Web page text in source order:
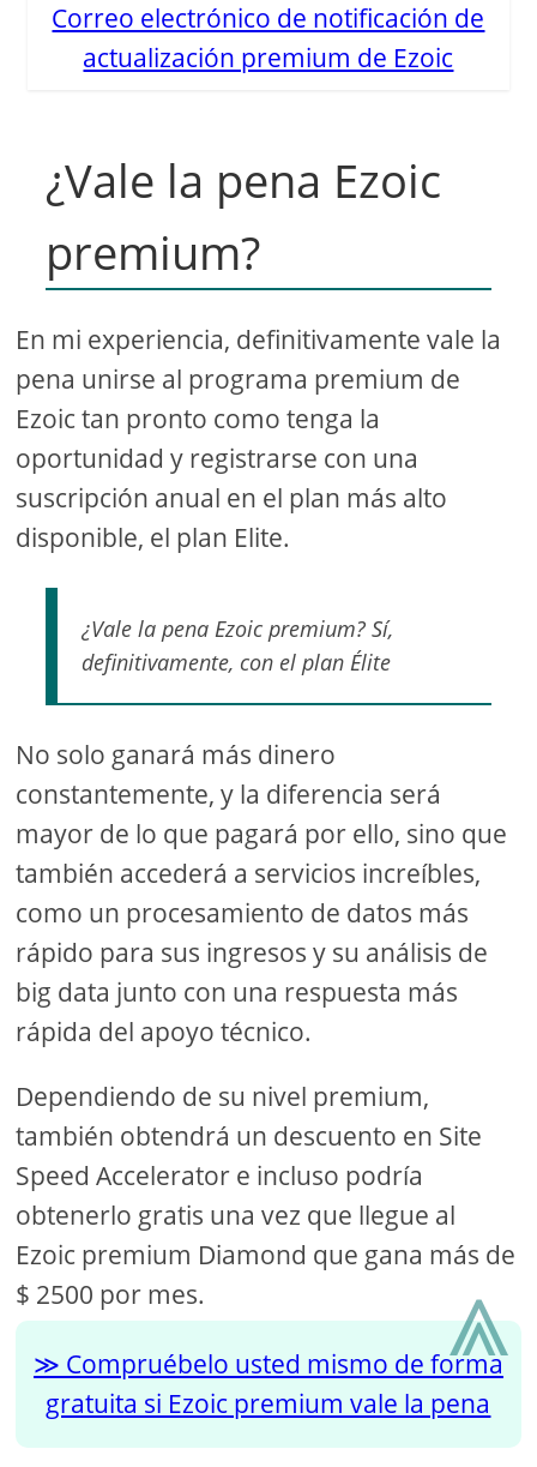
Correo electrónico de notificación de
actualización premium de Ezoic
¿Vale la pena Ezoic
premium?
En mi experiencia, definitivamente vale la
pena unirse al programa premium de
Ezoic tan pronto como tenga la
oportunidad y registrarse con una
suscripción anual en el plan más alto
disponible, el plan Elite.
¿Vale la pena Ezoic premium? Sí,
definitivamente, con el plan Élite
No solo ganará más dinero
constantemente, y la diferencia será
mayor de lo que pagará por ello, sino que
también accederá a servicios increíbles,
como un procesamiento de datos más
rápido para sus ingresos y su análisis de
big data junto con una respuesta más
rápida del apoyo técnico.
Dependiendo de su nivel premium,
también obtendrá un descuento en Site
Speed ​​​​Accelerator e incluso podría
obtenerlo gratis una vez que llegue al
Ezoic premium Diamond que gana más de
$ 2500 por mes.
Compruébelo usted mismo de forma
gratuita si Ezoic premium vale la pena
⩓